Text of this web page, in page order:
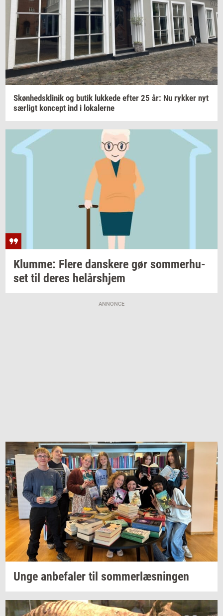
Skøn­heds­kli­nik og butik luk­ke­de efter 25 år: Nu ryk­ker nyt
sær­ligt kon­cept ind i lo­ka­ler­ne
Klum­me: Flere dan­ske­re gør som­mer­hu­
set til deres helårs­hjem
ANNONCE
Unge an­be­fa­ler til som­mer­læs­nin­gen